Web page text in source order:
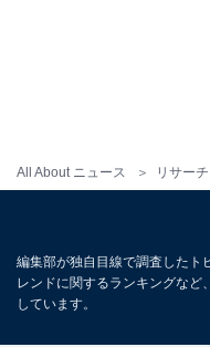
All About ニュース リサーチ
こちらもおすすめ
今年48
人ラン
シ」、2
編集部が独自目線で調査したト
レンドに関するランキングなど
しています。